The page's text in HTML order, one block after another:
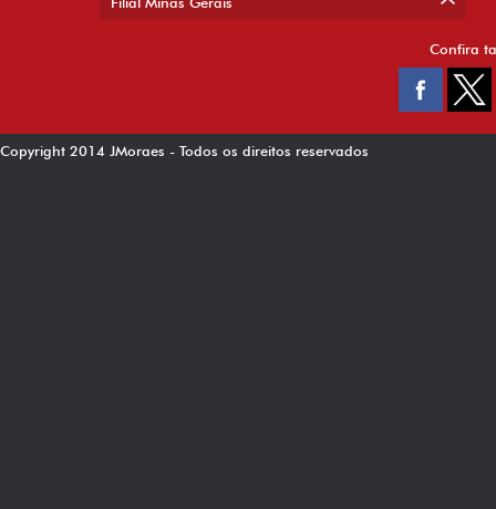
Confira
Copyright 2014 JMoraes - Todos os direitos reservados